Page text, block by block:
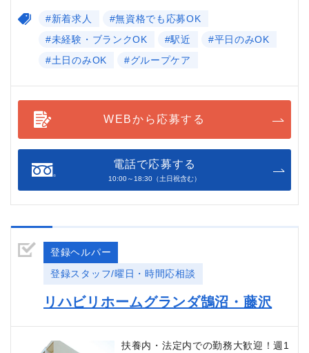
#新着求人
#無資格でも応募OK
#未経験・ブランクOK
#駅近
#平日のみOK
#土日のみOK
#グループケア
WEBから応募する
電話で応募する
10:00～18:30（土日祝含む）
登録ヘルパー
登録スタッフ/曜日・時間応相談
リハビリホームグランダ鵠沼・藤沢
扶養内・法定内での勤務大歓迎！週1